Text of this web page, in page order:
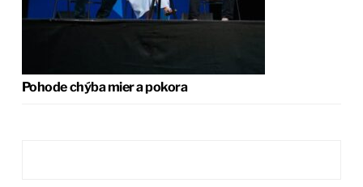
Pohode chýba mier a pokora